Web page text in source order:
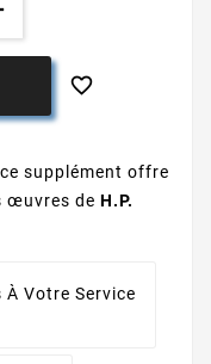

supplément offre
œuvres de H.P.
À Votre Service